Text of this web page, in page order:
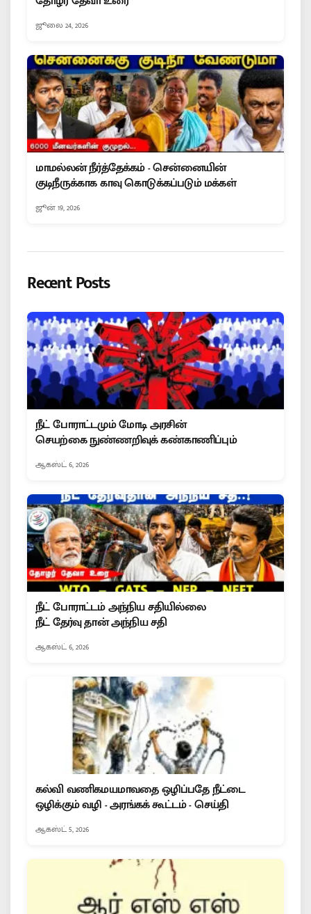
ஜூலை 24, 2026
மாமல்லன் நீர்த்தேக்கம் - சென்னையின்
குடிநீருக்காக காவு கொடுக்கப்படும் மக்கள்
ஜூன் 19, 2026
Recent Posts
நீட் போராட்டமும் மோடி அரசின்
செயற்கை நுண்ணறிவுக் கண்காணிப்பும்
ஆகஸ்ட் 6, 2026
நீட் போராட்டம் அந்நிய சதியில்லை
நீட் தேர்வு தான் அந்நிய சதி
ஆகஸ்ட் 6, 2026
கல்வி வணிகமயமாவதை ஒழிப்பதே நீட்டை
ஒழிக்கும் வழி - அரங்கக் கூட்டம் - செய்தி
ஆகஸ்ட் 5, 2026